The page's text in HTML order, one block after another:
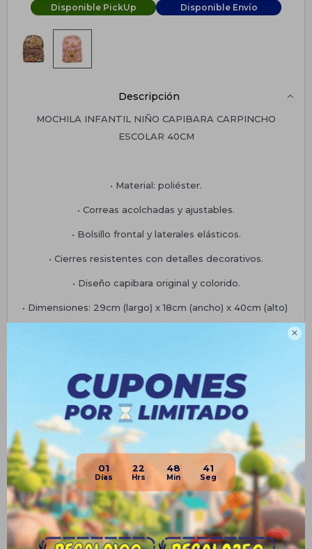

01 22 48 40
Disponible PickUp Disponible Envío
Descripción
MOCHILA INFANTIL NIÑO CAPIBARA CARPINCHO
ESCOLAR 40CM
• Material: poliéster.
• Correas acolchadas y ajustables.
• Bolsillo frontal y laterales elásticos.
• Cierres resistentes con detalles decorativos.
• Diseño capibara original y colorido.
• Dimensiones: 29cm (largo) x 18cm (ancho) x 40cm (alto)
Medios de pago
Productos que te pueden interesar